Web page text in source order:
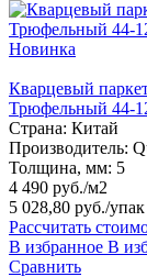
Новинка
Кварцевый
Трюфельный 44-
Страна: Китай
Производитель:
Толщина, мм: 5
4 490 руб./м2
5 028,80 руб./упак
Рассчитать
В избранное В
Сравнить